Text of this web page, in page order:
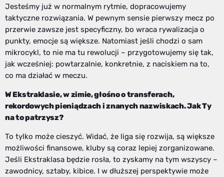
Jesteśmy już w normalnym rytmie, dopracowujemy
taktyczne rozwiązania. W pewnym sensie pierwszy mecz po
przerwie zawsze jest specyficzny, bo wraca rywalizacja o
punkty, emocje są większe. Natomiast jeśli chodzi o sam
mikrocykl, to nie ma tu rewolucji – przygotowujemy się tak,
jak wcześniej: powtarzalnie, konkretnie, z naciskiem na to,
co ma działać w meczu.
W Ekstraklasie, w zimie, głośno o transferach,
rekordowych pieniądzach i znanych nazwiskach. Jak Ty
na to patrzysz?
To tylko może cieszyć. Widać, że liga się rozwija, są większe
możliwości finansowe, kluby są coraz lepiej zorganizowane.
Jeśli Ekstraklasa będzie rosła, to zyskamy na tym wszyscy –
zawodnicy, sztaby, kibice. I w dłuższej perspektywie może